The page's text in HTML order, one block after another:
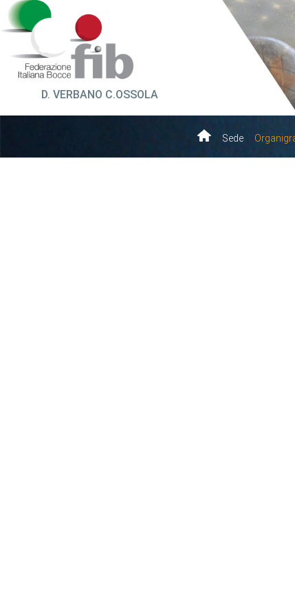
D. VERBANO C.OSSOLA
Sede